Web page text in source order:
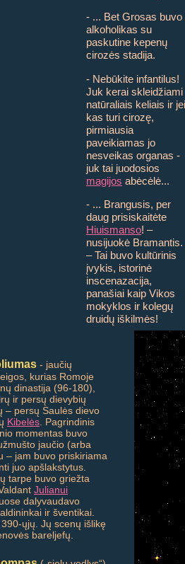
- ... Bet Grosas buvo
alkoholikas su
paskutine kepenų
cirozės stadija.
- Nebūkite infantilus!
Juk kerai skleidžiami
natūraliais keliais ir jei
kas turi cirozę,
pirmiausia
paveikiamas jo
nesveikas organas -
juk tai juodosios
magijos abėcėlė...
- ... Brangusis, per
daug prisiskaitėte
Hiuismanso! –
nusijuokė Bramantis.
– Tai buvo kultūrinis
įvykis, istorinė
inscenazacija,
panašiai kaip Vikos
mokyklos ir kolegų
druidų iškilmės!
- jaučių
kurias Romoje
dinastija (96-180),
ir persų dievybių
– persų Saulės dievo
Kibelės . Pagrindinis
momentas buvo
jaučio (arba
– jam buvo priskiriama
juo apšlakstytus.
tarpe buvo griežta
Julianui
dalyvaudavo
ir šventikai.
ųjų. Jų scenų išlikę
bareljefų.